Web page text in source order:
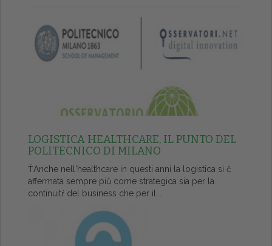
LOGISTICA HEALTHCARE, IL PUNTO DEL
POLITECNICO DI MILANO
ŤAnche nell'healthcare in questi anni la logistica si č
affermata sempre piů come strategica sia per la
continuitŕ del business che per il...